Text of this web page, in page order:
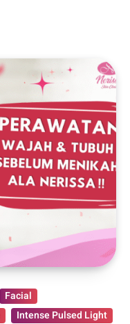
Facial
Intense Pulsed Light